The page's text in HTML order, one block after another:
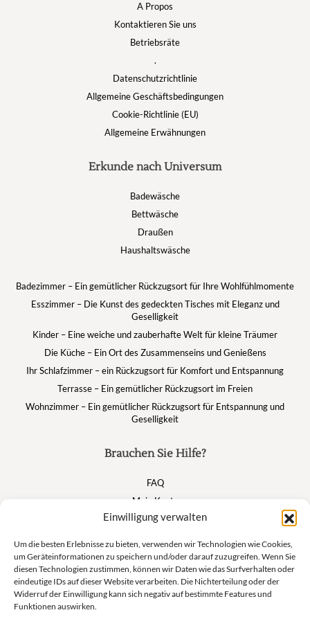
Einwilligung verwalten
Um die besten Erlebnisse zu bieten, verwenden wir Technologien wie Cookies,
um Geräteinformationen zu speichern und/oder darauf zuzugreifen. Wenn Sie
diesen Technologien zustimmen, können wir Daten wie das Surfverhalten oder
eindeutige IDs auf dieser Website verarbeiten. Die Nichterteilung oder der
Widerruf der Einwilligung kann sich negativ auf bestimmte Features und
Funktionen auswirken.
Brauchen Sie Hilfe?
FAQ
Mein Konto
Warenkorb
Suivez nous
A Propos
Kontaktieren Sie uns
Betriebsräte
.
Datenschutzrichtlinie
Allgemeine Geschäftsbedingungen
Cookie-Richtlinie (EU)
Allgemeine Erwähnungen
Erkunde nach Universum
Badewäsche
Bettwäsche
Draußen
Haushaltswäsche
Badezimmer – Ein gemütlicher Rückzugsort für Ihre Wohlfühlmomente
Esszimmer – Die Kunst des gedeckten Tisches mit Eleganz und
Geselligkeit
Kinder – Eine weiche und zauberhafte Welt für kleine Träumer
Die Küche – Ein Ort des Zusammenseins und Genießens
Ihr Schlafzimmer – ein Rückzugsort für Komfort und Entspannung
Terrasse – Ein gemütlicher Rückzugsort im Freien
Wohnzimmer – Ein gemütlicher Rückzugsort für Entspannung und
Geselligkeit